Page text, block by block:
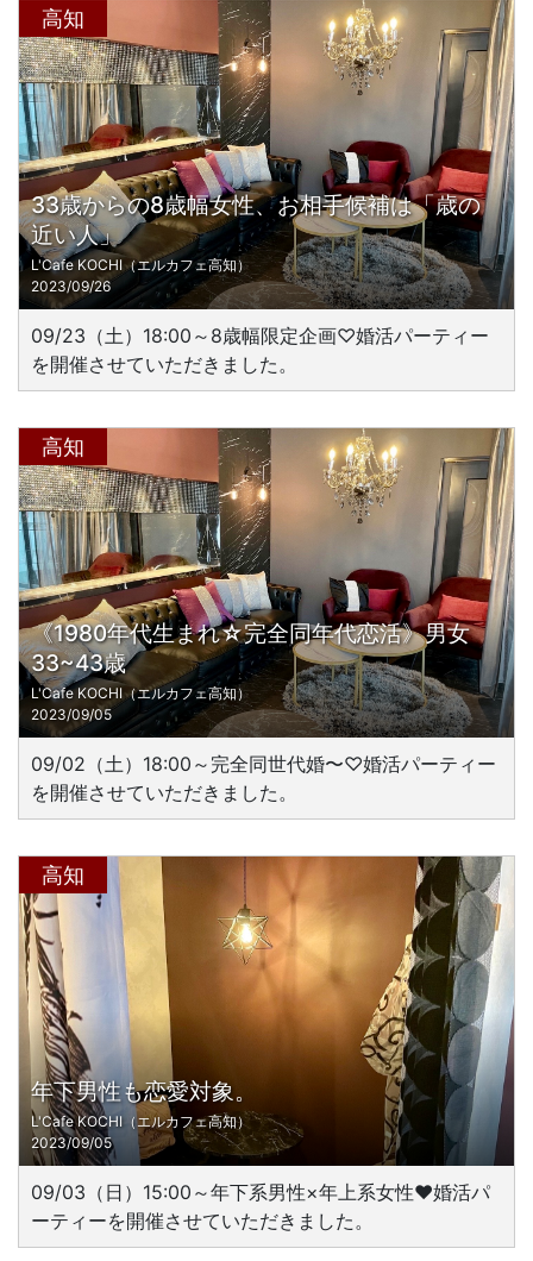
33歳からの8歳幅女性、お相手候補は「歳の
近い人」
高知
L'Cafe KOCHI（エルカフェ高知）
2023/09/26
09/23（土）18:00～8歳幅限定企画♡婚活パーティー
を開催させていただきました。
《1980年代生まれ☆完全同年代恋活》男女
33~43歳
高知
L'Cafe KOCHI（エルカフェ高知）
2023/09/05
09/02（土）18:00～完全同世代婚〜♡婚活パーティー
を開催させていただきました。
年下男性も恋愛対象。
高知
L'Cafe KOCHI（エルカフェ高知）
2023/09/05
09/03（日）15:00～年下系男性×年上系女性♥婚活パ
ーティーを開催させていただきました。